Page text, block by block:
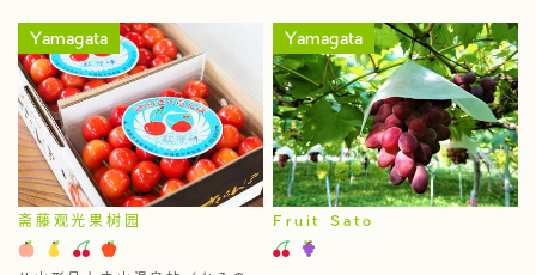
Yamagata
斋藤观光果树园
Yamagata
Fruit Sato